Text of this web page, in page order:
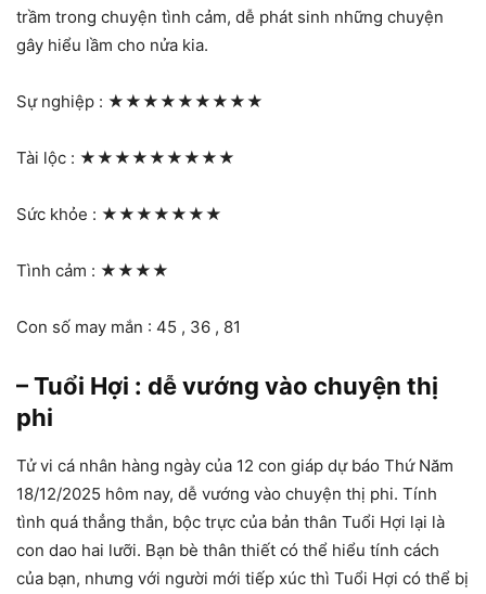
trầm trong chuyện tình cảm, dễ phát sinh những chuyện
gây hiểu lầm cho nửa kia.
Sự nghiệp : ★★★★★★★★★
Tài lộc : ★★★★★★★★★
Sức khỏe : ★★★★★★★
Tình cảm : ★★★★
Con số may mắn : 45 , 36 , 81
– Tuổi Hợi : dễ vướng vào chuyện thị
phi
Tử vi cá nhân hàng ngày của 12 con giáp dự báo Thứ Năm
18/12/2025 hôm nay, dễ vướng vào chuyện thị phi. Tính
tình quá thẳng thắn, bộc trực của bản thân Tuổi Hợi lại là
con dao hai lưỡi. Bạn bè thân thiết có thể hiểu tính cách
của bạn, nhưng với người mới tiếp xúc thì Tuổi Hợi có thể bị